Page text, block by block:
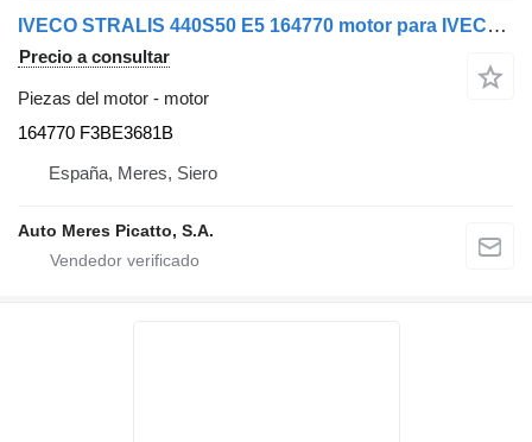
IVECO STRALIS 440S50 E5 164770 motor para IVECO Stralis E5 cabeza tractora
Precio a consultar
Piezas del motor - motor
164770 F3BE3681B
España, Meres, Siero
Auto Meres Picatto, S.A.